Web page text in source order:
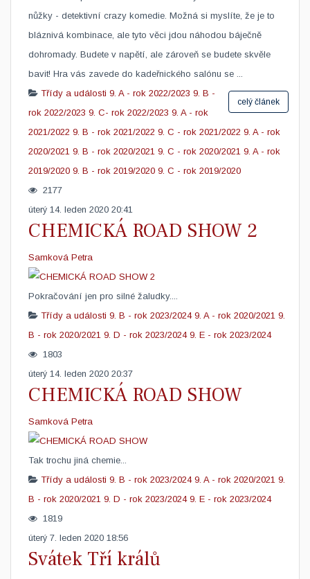
nůžky - detektivní crazy komedie. Možná si myslíte, že je to
bláznivá kombinace, ale tyto věci jdou náhodou báječně
dohromady. Budete v napětí, ale zároveň se budete skvěle
bavit! Hra vás zavede do kadeřnického salónu se ...
celý článek
Třídy a události 9. A - rok 2022/2023 9. B -
rok 2022/2023 9. C- rok 2022/2023 9. A - rok
2021/2022 9. B - rok 2021/2022 9. C - rok 2021/2022 9. A - rok
2020/2021 9. B - rok 2020/2021 9. C - rok 2020/2021 9. A - rok
2019/2020 9. B - rok 2019/2020 9. C - rok 2019/2020
2177
úterý 14. leden 2020 20:41
CHEMICKÁ ROAD SHOW 2
Samková Petra
Pokračování jen pro silné žaludky....
Třídy a události 9. B - rok 2023/2024 9. A - rok 2020/2021 9.
B - rok 2020/2021 9. D - rok 2023/2024 9. E - rok 2023/2024
1803
úterý 14. leden 2020 20:37
CHEMICKÁ ROAD SHOW
Samková Petra
​Tak trochu jiná chemie...
Třídy a události 9. B - rok 2023/2024 9. A - rok 2020/2021 9.
B - rok 2020/2021 9. D - rok 2023/2024 9. E - rok 2023/2024
1819
úterý 7. leden 2020 18:56
Svátek Tří králů